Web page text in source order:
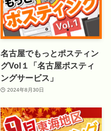
名古屋でもっとポスティン
グVol１「名古屋ポスティ
ングサービス」
2024年8月30日